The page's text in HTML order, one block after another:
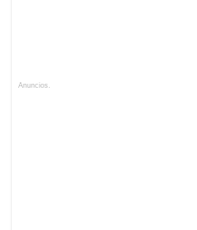
Anuncios.